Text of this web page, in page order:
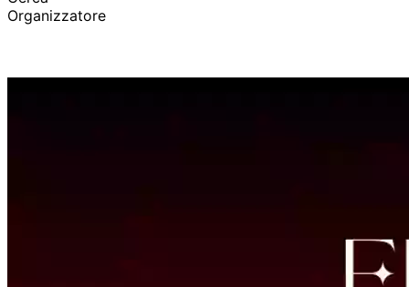
Organizzatore
Italiano